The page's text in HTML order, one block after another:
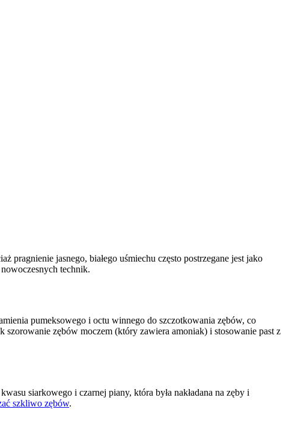
pragnienie jasnego, białego uśmiechu często postrzegane jest jako
technik.
pumeksowego i octu winnego do szczotkowania zębów, co
zębów moczem (który zawiera amoniak) i stosowanie past z
siarkowego i czarnej piany, która była nakładana na zęby i
szkliwo zębów.